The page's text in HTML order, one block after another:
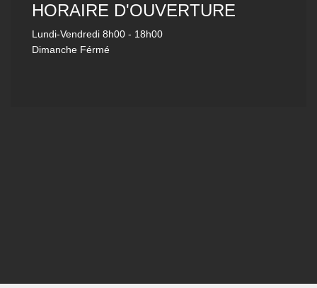
HORAIRE D'OUVERTURE
Lundi-Vendredi 8h00 - 18h00
Dimanche Férmé